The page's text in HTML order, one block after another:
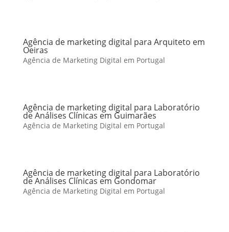
Agência de marketing digital para Arquiteto em
Oeiras
Agência de Marketing Digital em Portugal
Agência de marketing digital para Laboratório
de Análises Clínicas em Guimarães
Agência de Marketing Digital em Portugal
Agência de marketing digital para Laboratório
de Análises Clínicas em Gondomar
Agência de Marketing Digital em Portugal